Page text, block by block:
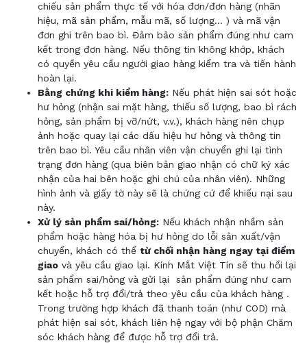
chiếu sản phẩm thực tế với hóa đơn/đơn hàng (nhãn
hiệu, mã sản phẩm, mẫu mã, số lượng… ) và mã vận
đơn ghi trên bao bì. Đảm bảo sản phẩm đúng như cam
kết trong đơn hàng. Nếu thông tin không khớp, khách
có quyền yêu cầu người giao hàng kiểm tra và tiến hành
hoàn lại.
Bằng chứng khi kiểm hàng: Nếu phát hiện sai sót hoặc
hư hỏng (nhận sai mặt hàng, thiếu số lượng, bao bì rách
hỏng, sản phẩm bị vỡ/nứt, v.v.), khách hàng nên chụp
ảnh hoặc quay lại các dấu hiệu hư hỏng và thông tin
trên bao bì. Yêu cầu nhân viên vận chuyển ghi lại tình
trạng đơn hàng (qua biên bản giao nhận có chữ ký xác
nhận của hai bên hoặc ghi chú của nhân viên). Những
hình ảnh và giấy tờ này sẽ là chứng cứ để khiếu nại sau
này.
Xử lý sản phẩm sai/hỏng: Nếu khách nhận nhầm sản
phẩm hoặc hàng hóa bị hư hỏng do lỗi sản xuất/vận
chuyển, khách có thể từ chối nhận hàng ngay tại điểm
giao và yêu cầu giao lại. Kính Mắt Việt Tín sẽ thu hồi lại
sản phẩm sai/hỏng và gửi lại
sản phẩm đúng như cam
kết hoặc hỗ trợ đổi/trả theo yêu cầu của khách hàng .
Trong trường hợp khách đã thanh toán (như COD) mà
phát hiện sai sót, khách liên hệ ngay với bộ phận Chăm
sóc khách hàng để được hỗ trợ đổi trả.